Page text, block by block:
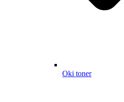
Oki toner